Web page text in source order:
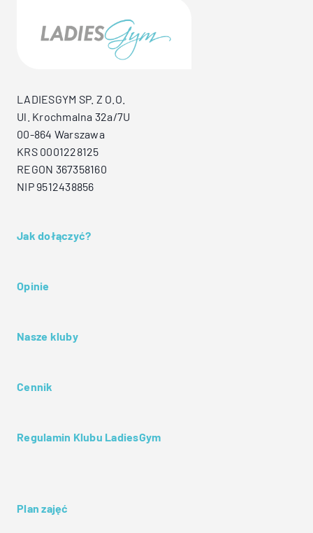
LADIESGYM SP. Z O.O.
Ul. Krochmalna 32a/7U
00-864 Warszawa
KRS 0001228125
REGON 367358160
NIP 9512438856
Jak dołączyć?
Opinie
Nasze kluby
Cennik
Regulamin Klubu LadiesGym
Plan zajęć